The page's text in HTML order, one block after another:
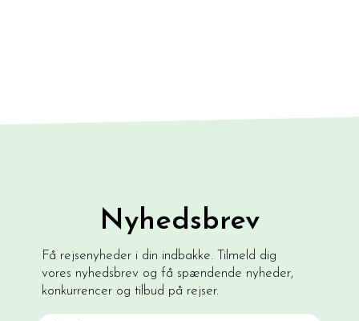
Nyhedsbrev
Få rejsenyheder i din indbakke. Tilmeld dig
vores nyhedsbrev og få spændende nyheder,
konkurrencer og tilbud på rejser.